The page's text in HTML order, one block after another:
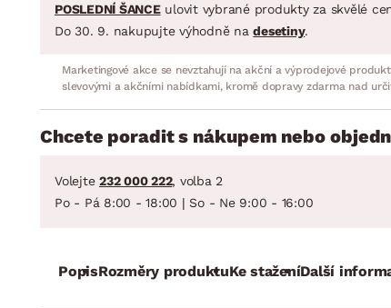
POSLEDNÍ ŠANCEulovit vybrané produkty za skvělé
Do 30. 9. nakupujte výhodně nadesetiny.
Marketingové akce se nevztahují na akční a výprodejové
slevovými a akčními nabídkami, kromě dopravy zdarma nad
Chcete poradit s nákupem nebo
Volejte 232 000 222, volba 2
Po - Pá 8:00 - 18:00 | So - Ne 9:00 - 16:00
PopisRozměry produktuKe staženíDalší